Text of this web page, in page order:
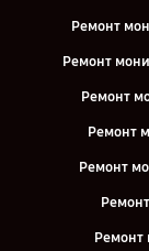
Ремонт
Ремонт
Ремонт
Ремонт
Ремонт
Ремонт